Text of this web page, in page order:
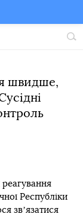
швидше,
Республіки
звʼязатися